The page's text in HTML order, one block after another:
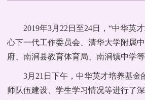
2019年3月22日至24日，“中华英
心下一代工作委员会、清华大学附属
府、南涧县教育体育局、南涧镇中学
3月21日下午，中华英才培养基
师队伍建设、学生学习情况等进行了